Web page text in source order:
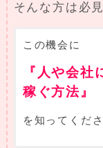
そんな方は必
この機会に
『人や会社
稼ぐ方法』
を知ってくだ